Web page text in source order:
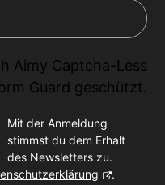
Aimy Captcha-Less
Guard geschützt.
Mit der Anmeldung
stimmst du dem Erhalt
des Newsletters zu.
.